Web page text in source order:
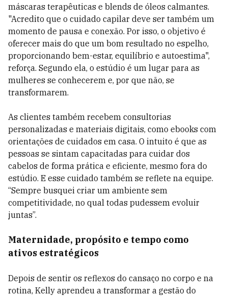
máscaras terapêuticas e blends de óleos calmantes.
"Acredito que o cuidado capilar deve ser também um
momento de pausa e conexão. Por isso, o objetivo é
oferecer mais do que um bom resultado no espelho,
proporcionando bem-estar, equilíbrio e autoestima",
reforça. Segundo ela, o estúdio é um lugar para as
mulheres se conhecerem e, por que não, se
transformarem.
As clientes também recebem consultorias
personalizadas e materiais digitais, como ebooks com
orientações de cuidados em casa. O intuito é que as
pessoas se sintam capacitadas para cuidar dos
cabelos de forma prática e eficiente, mesmo fora do
estúdio. E esse cuidado também se reflete na equipe.
“Sempre busquei criar um ambiente sem
competitividade, no qual todas pudessem evoluir
juntas”.
Maternidade, propósito e tempo como
ativos estratégicos
Depois de sentir os reflexos do cansaço no corpo e na
rotina, Kelly aprendeu a transformar a gestão do